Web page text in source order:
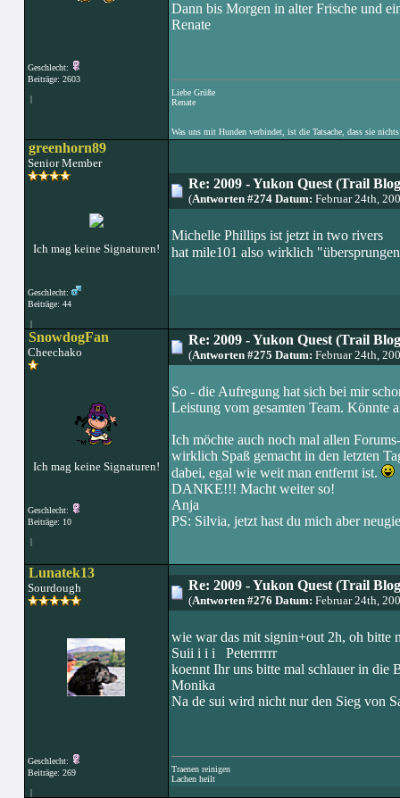
Geschlecht:
Beiträge: 2603
|
Dann bis Morgen in alter Frische und
Renate
Liebe Grüße
Renate
Was uns mit Hunden verbindet, ist die Tatsache, dass sie nichts
greenhorn89
Senior Member
Ich mag keine Signaturen!
Geschlecht:
Beiträge: 44
|
Re: 2009 - Yukon Quest (Trail
(Antworten #274 Datum: Februar 24th,
Michelle Phillips ist jetzt in two rivers
hat mile101 also wirklich
SnowdogFan
Cheechako
Ich mag keine Signaturen!
Geschlecht:
Beiträge: 10
|
Re: 2009 - Yukon Quest (Trail
(Antworten #275 Datum: Februar 24th,
So - die Aufregung hat sich bei mir
Leistung vom gesamten Team. Könnte
Ich möchte auch noch mal allen
wirklich Spaß gemacht in den letzten
dabei, egal wie weit man entfernt ist.
DANKE!!! Macht weiter so!
Anja
PS: Silvia, jetzt hast du mich aber
Lunatek13
Sourdough
Geschlecht:
Beiträge: 269
|
Re: 2009 - Yukon Quest (Trail
(Antworten #276 Datum: Februar 24th,
wie war das mit signin+out 2h, oh bitte
Suii i i i Peterrrrrr
koennt Ihr uns bitte mal schlauer in die
Monika
Na de sui wird nicht nur den Sieg von
Traenen reinigen
Lachen heilt